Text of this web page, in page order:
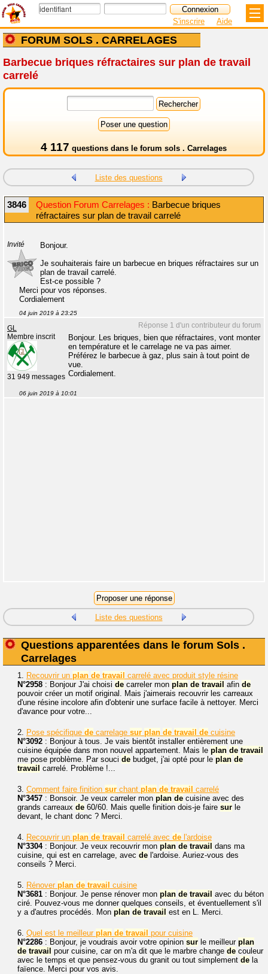
FORUM SOLS . CARRELAGES
S'inscrire Aide
Barbecue briques réfractaires sur plan de travail
carrelé
4 117 questions dans le forum sols . Carrelages
Liste des questions
3846 Question Forum Carrelages : Barbecue briques
réfractaires sur plan de travail carrelé
Invité
Bonjour.
Je souhaiterais faire un barbecue en briques réfractaires sur un
plan de travail carrelé.
Est-ce possible ?
Merci pour vos réponses.
Cordialement
04 juin 2019 à 23:25
Réponse 1 d'un contributeur du forum
GL
Membre inscrit
31 949 messages
Bonjour. Les briques, bien que réfractaires, vont monter
en température et le carrelage ne va pas aimer.
Préférez le barbecue à gaz, plus sain à tout point de
vue.
Cordialement.
06 juin 2019 à 10:01
Liste des questions
Questions apparentées dans le forum Sols .
Carrelages
1. Recouvrir un plan de travail carrelé avec produit style résine
N°2958 : Bonjour J'ai choisi de carreler mon plan de travail afin de
pouvoir créer un motif original. Mais j'aimerais recouvrir les carreaux
d'une résine incolore afin d'obtenir une surface facile à nettoyer. Merci
d'avance pour votre...
2. Pose spécifique de carrelage sur plan de travail de cuisine
N°3092 : Bonjour à tous. Je vais bientôt installer entièrement une
cuisine équipée dans mon nouvel appartement. Mais le plan de travail
me pose problème. Par souci de budget, j'ai opté pour le plan de
travail carrelé. Problème !...
3. Comment faire finition sur chant plan de travail carrelé
N°3457 : Bonsoir. Je veux carreler mon plan de cuisine avec des
grands carreaux de 60/60. Mais quelle finition dois-je faire sur le
devant, le chant donc ? Merci.
4. Recouvrir un plan de travail carrelé avec de l'ardoise
N°3304: Bonjour. Je veux recouvrir mon plan de travail dans ma
cuisine, qui est en carrelage, avec de l'ardoise. Auriez-vous des
conseils ? Merci.
5. Rénover plan de travail cuisine
N°3681 : Bonjour. Je pense rénover mon plan de travail avec du béton
ciré. Pouvez-vous me donner quelques conseils, et éventuellement s'il
y a d'autres procédés. Mon plan de travail est en L. Merci.
6. Quel est le meilleur plan de travail pour cuisine
N°2286 : Bonjour, je voudrais avoir votre opinion sur le meilleur plan
de travail pour cuisine, car on m'a dit que le marbre change de couleur
avec le temps et que pensez-vous du granit ou tout simplement de la
faïence. Merci pour vos avis.